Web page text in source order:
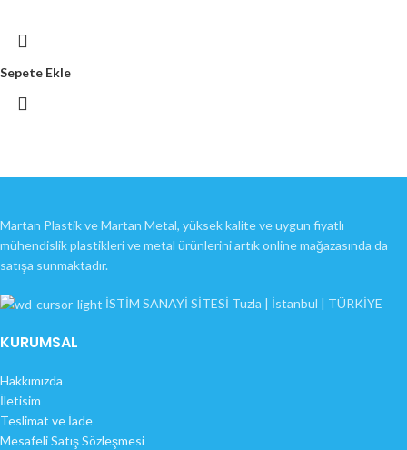
Sepete Ekle
Martan Plastik ve Martan Metal, yüksek kalite ve uygun fiyatlı
mühendislik plastikleri ve metal ürünlerini artık online mağazasında da
satışa sunmaktadır.
İSTİM SANAYİ SİTESİ Tuzla | İstanbul | TÜRKİYE
KURUMSAL
Hakkımızda
İletisim
Teslimat ve İade
Mesafeli Satış Sözleşmesi